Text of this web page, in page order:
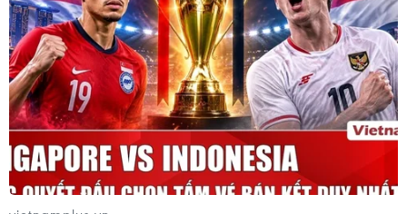
Các thương hiệu xe cao cấp của Đức
trong cuộc khủng hoảng lợi nhuận
04/08/2026 23:03
Bứt phá trước "tháng Ngâu": Hãng xe
đồng loạt bung chiêu kích cầu đa
dạng